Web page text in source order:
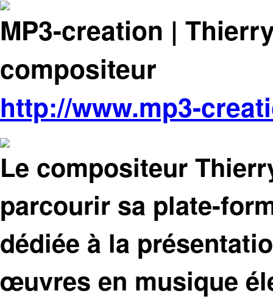
MP3-creation |
compositeur
http://www.mp3-
Le compositeur
parcourir sa plate-
dédiée à la
œuvres en musique